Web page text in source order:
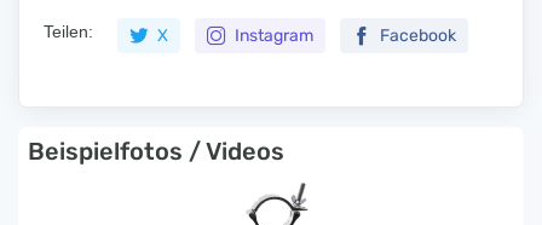
Teilen: X Instagram Facebook
Beispielfotos / Videos